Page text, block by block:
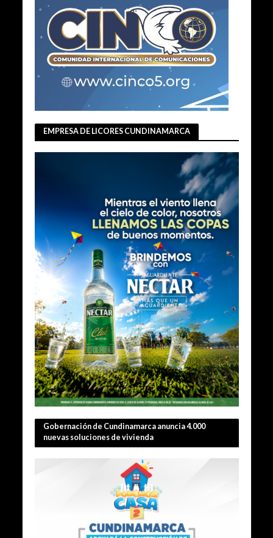
EMPRESA DE LICORES CUNDINAMARCA
Gobernación de Cundinamarca anuncia 4.000
nuevas soluciones de vivienda